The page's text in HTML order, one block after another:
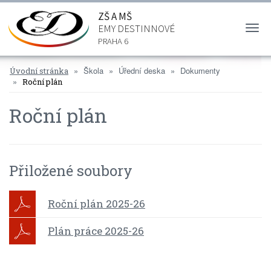
ZŠ A MŠ
EMY DESTINNOVÉ
PRAHA 6
Úvodní stránka Škola Úřední deska Dokumenty
Roční plán
Roční plán
Přiložené soubory
Roční plán 2025-26
Plán práce 2025-26